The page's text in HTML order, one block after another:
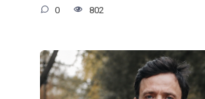
0 802